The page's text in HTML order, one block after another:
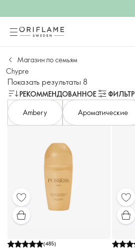
Магазин по семьям
Chypre
Показать результаты 8
РЕКОММЕНДОВАННОЕ
ФИЛЬТР
Ambery
Ароматические
(485)